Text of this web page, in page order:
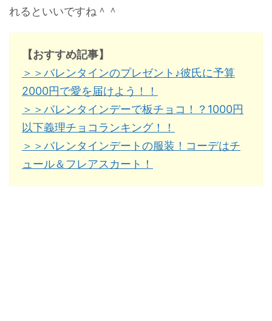
れるといいですね＾＾
【おすすめ記事】
＞＞バレンタインのプレゼント♪彼氏に予算
2000円で愛を届けよう！！
＞＞バレンタインデーで板チョコ！？1000円
以下義理チョコランキング！！
＞＞バレンタインデートの服装！コーデはチ
ュール＆フレアスカート！